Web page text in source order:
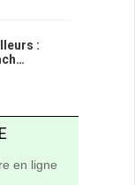
:
en ligne